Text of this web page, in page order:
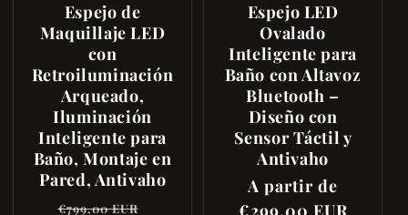
Espejo de
Maquillaje LED
con
Retroiluminación
Arqueado,
Iluminación
Inteligente para
Baño, Montaje en
Pared, Antivaho
Precio
€799,00 EUR
Espejo LED
Ovalado
Inteligente para
Baño con Altavoz
Bluetooth –
Diseño con
Sensor Táctil y
Antivaho
Precio
habitual
A partir de
€299,00 EUR